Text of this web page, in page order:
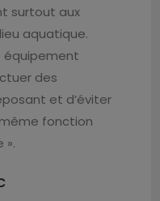
surtout aux
aquatique.
équipement
des
et d’éviter
fonction
».